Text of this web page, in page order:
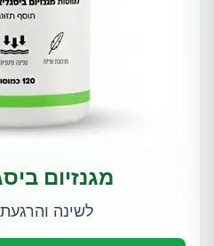
מגנזיום
לשינה